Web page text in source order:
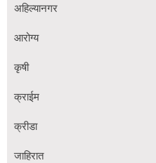
अहिल्यानगर
आरोग्य
कृषी
क्राईम
क्रीडा
जाहिरात